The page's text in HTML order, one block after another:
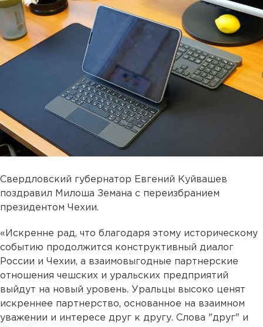
Свердловский губернатор Евгений Куйвашев
поздравил Милоша Земана с переизбранием
президентом Чехии.
«Искренне рад, что благодаря этому историческому
событию продолжится конструктивный диалог
России и Чехии, а взаимовыгодные партнерские
отношения чешских и уральских предприятий
выйдут на новый уровень. Уральцы высоко ценят
искреннее партнерство, основанное на взаимном
уважении и интересе друг к другу. Слова "друг" и